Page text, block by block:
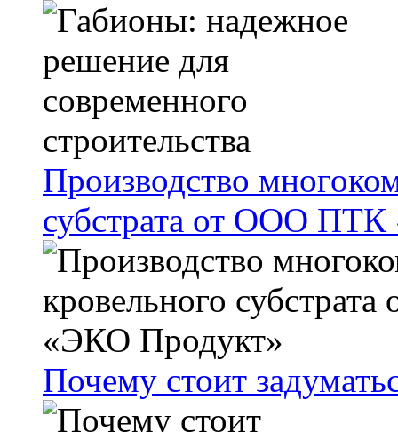
Производство
субстрата от ООО
Почему стоит